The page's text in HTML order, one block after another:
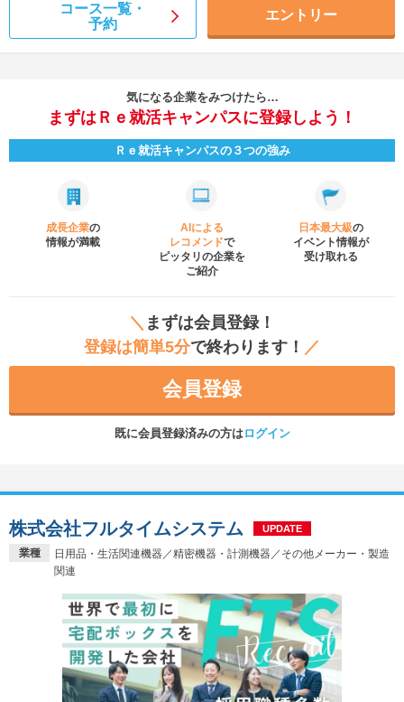
コース一覧・
予約
エントリー
気になる企業をみつけたら…
まずはＲｅ就活キャンパスに登録しよう！
Ｒｅ就活キャンパスの３つの強み
成長企業の
情報が満載
AIによる
レコメンドで
ピッタリの企業を
ご紹介
日本最大級の
イベント情報が
受け取れる
＼ まずは会員登録！
登録は簡単5分で終わります！ ／
会員登録
既に会員登録済みの方はログイン
業種
日用品・生活関連機器／精密機器・計測機器／その他メーカー・製造
関連
株式会社フルタイムシステム UPDATE